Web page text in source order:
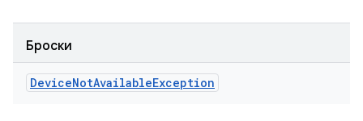
Броски
DeviceNotAvailableException